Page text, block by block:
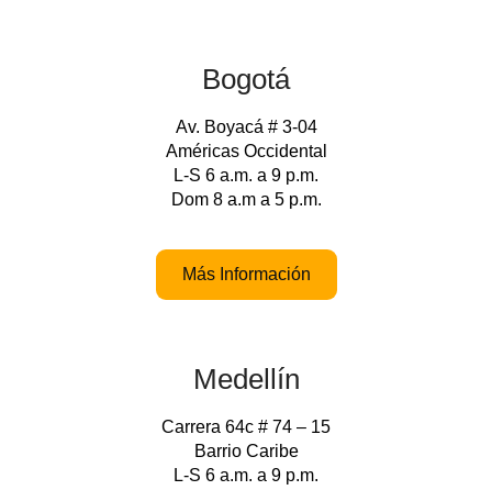
Bogotá
Av. Boyacá # 3-04
Américas Occidental
L-S 6 a.m. a 9 p.m.
Dom 8 a.m a 5 p.m.
Más Información
Medellín
Carrera 64c # 74 – 15
Barrio Caribe
L-S 6 a.m. a 9 p.m.